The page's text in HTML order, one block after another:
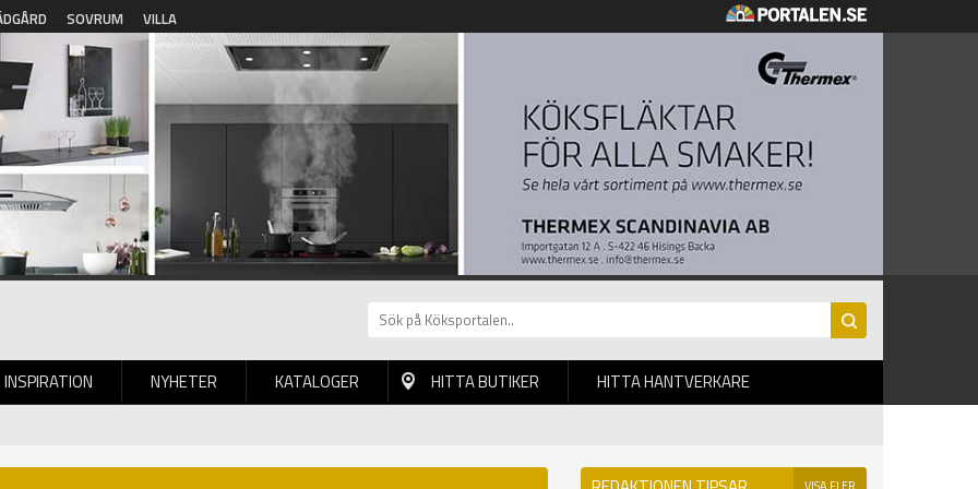
SOVRUM VILLA
INSPIRATION NYHETER KATALOGER HITTA BUTIKER HITTA HANTVERKARE